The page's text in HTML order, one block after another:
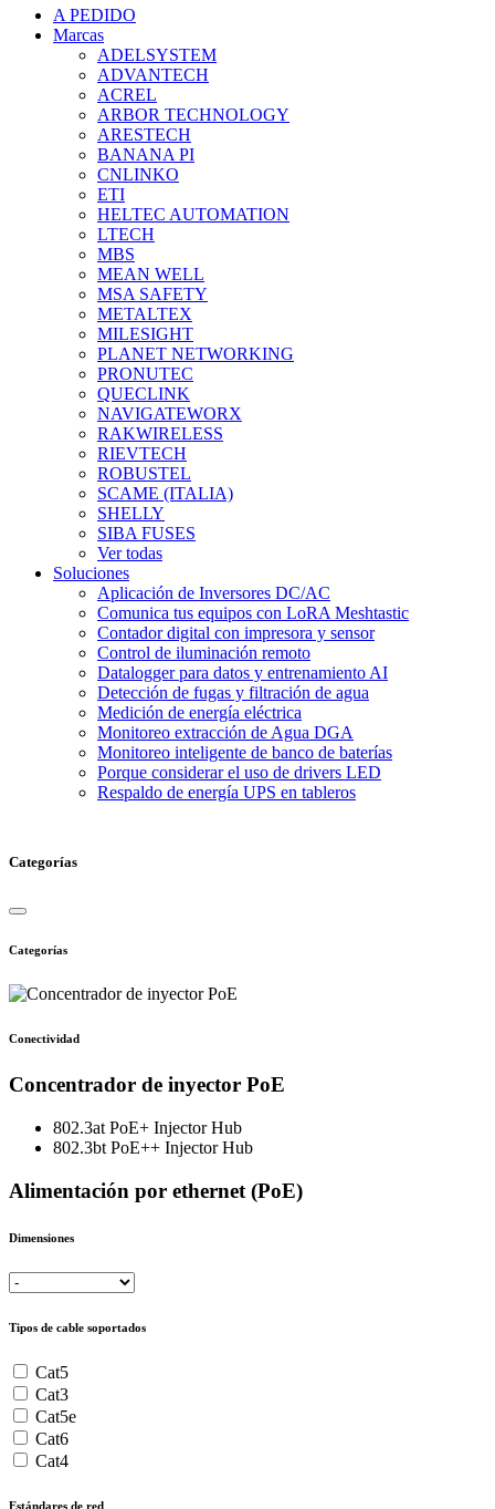
A PEDIDO
Marcas
ADELSYSTEM
ADVANTECH
ACREL
ARBOR TECHNOLOGY
ARESTECH
BANANA PI
CNLINKO
ETI
HELTEC AUTOMATION
LTECH
MBS
MEAN WELL
MSA SAFETY
METALTEX
MILESIGHT
PLANET NETWORKING
PRONUTEC
QUECLINK
NAVIGATEWORX
RAKWIRELESS
RIEVTECH
ROBUSTEL
SCAME (ITALIA)
SHELLY
SIBA FUSES
Ver todas
Soluciones
Aplicación de Inversores DC/AC
Comunica tus equipos con LoRA Meshtastic
Contador digital con impresora y sensor
Control de iluminación remoto
Datalogger para datos y entrenamiento AI
Detección de fugas y filtración de agua
Medición de energía eléctrica
Monitoreo extracción de Agua DGA
Monitoreo inteligente de banco de baterías
Porque considerar el uso de drivers LED
Respaldo de energía UPS en tableros
Categorías
Categorías
Conectividad
Concentrador de inyector PoE
802.3at PoE+ Injector Hub
802.3bt PoE++ Injector Hub
Alimentación por ethernet (PoE)
Dimensiones
Tipos de cable soportados
Cat5
Cat3
Cat5e
Cat6
Cat4
Estándares de red